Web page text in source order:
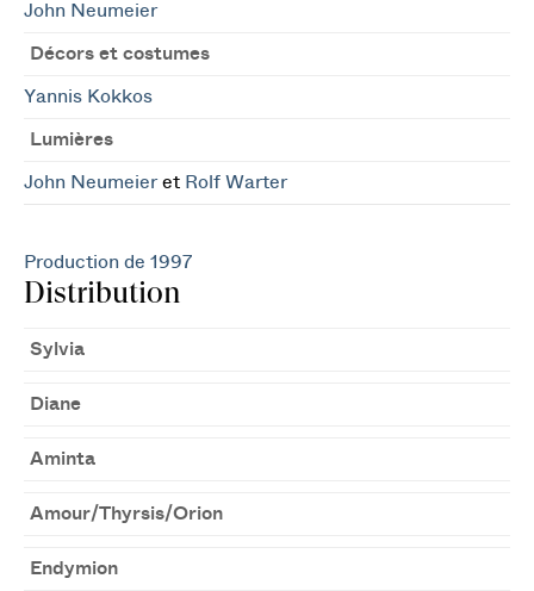
John Neumeier
Décors et costumes
Yannis Kokkos
Lumières
John Neumeieret Rolf Warter
Production de 1997
Distribution
Sylvia
Diane
Aminta
Amour/Thyrsis/Orion
Endymion